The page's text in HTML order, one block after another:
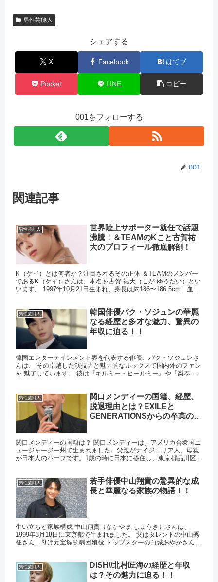
男性芸能人
シェアする
X Facebook はてブ
Pocket LINE コピー
001をフォローする
001
関連記事
男性芸能人
世界陸上サポーター就任で話題
沸騰！＆TEAMのKこと古賀祐
大のプロフィール徹底解剖！
K（ケイ）とは何者か？注目されるその正体 ＆TEAMのメンバー
であるK（ケイ）さんは、本名を古賀 祐大（こが ゆうだい）とい
います。 1997年10月21日生まれ、身長は約186〜186.5cm、血液
男性芸能人
韓国俳優パク・ソジュンの華麗
なる経歴と多才な魅力、驚異の
年収に迫る！！
韓国エンターテインメント界を代表する俳優、パク・ソジュンさ
んは、 その卓越した演技力と魅力的なルックスで国内外のファン
を 魅了しています。 彼は『キルミー・ヒールミー』や『梨泰院
男性芸能人
関口メンディーの国籍、経歴、
脱退理由とは？EXILEと
GENERATIONSからの卒業の真
関口メンディーの国籍は？ 関口メンディーは、アメリカ合衆国ニ
ュージャージー州で生まれました。父親がナイジェリア人、母親
が日本人のハーフです。1歳の時に日本に移住し、東京都品川区で
男性芸能人
若手俳優中山翔貴の驚異的な成
長と華麗なる家族の物語！！
生い立ちと家族構成 中山翔貴（なかやま しょうき）さんは、
1999年3月18日に東京都で生まれました。 父はタレントの中山秀
征さん、母は元宝塚歌劇団娘役 トップスターの白城あやかさんで
男性芸能人
DISH//北村匠海の経歴と年収
は？その魅力に迫る！！